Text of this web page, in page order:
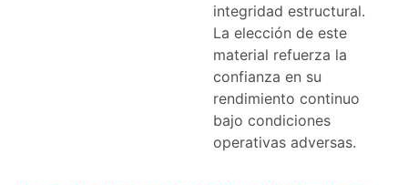
integridad estructural.
La elección de este
material refuerza la
confianza en su
rendimiento continuo
bajo condiciones
operativas adversas.